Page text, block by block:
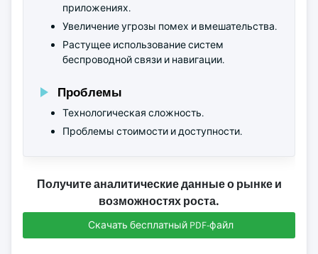
приложениях.
Увеличение угрозы помех и вмешательства.
Растущее использование систем
беспроводной связи и навигации.
Проблемы
Технологическая сложность.
Проблемы стоимости и доступности.
Получите аналитические данные о рынке и
возможностях роста.
Скачать бесплатный PDF-файл